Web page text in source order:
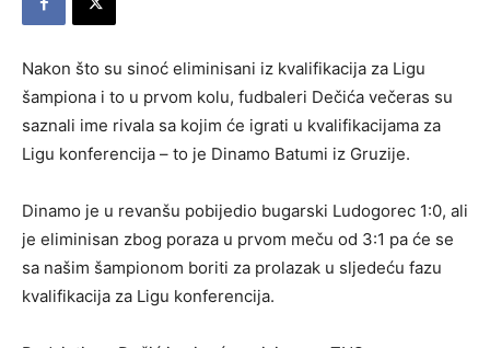
Nakon što su sinoć eliminisani iz kvalifikacija za Ligu
šampiona i to u prvom kolu, fudbaleri Dečića večeras su
saznali ime rivala sa kojim će igrati u kvalifikacijama za
Ligu konferencija – to je Dinamo Batumi iz Gruzije.
Dinamo je u revanšu pobijedio bugarski Ludogorec 1:0, ali
je eliminisan zbog poraza u prvom meču od 3:1 pa će se
sa našim šampionom boriti za prolazak u sljedeću fazu
kvalifikacija za Ligu konferencija.